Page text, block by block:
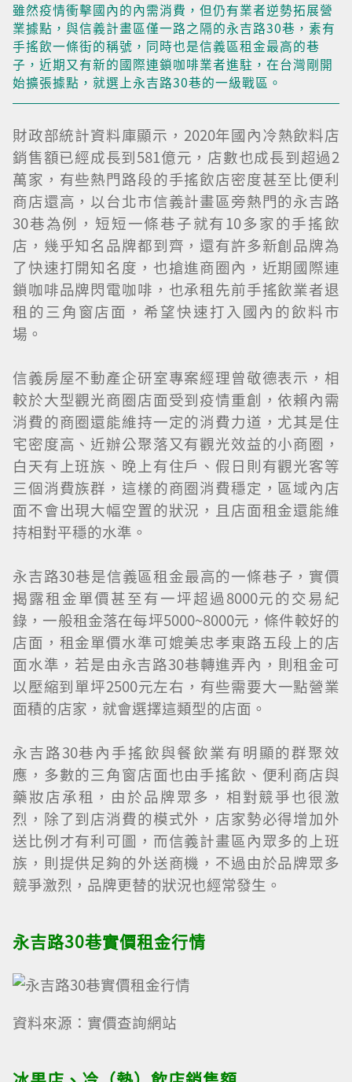
雖然疫情衝擊國內的內需消費，但仍有業者逆勢拓展營
業據點，與信義計畫區僅一路之隔的永吉路30巷，素有
手搖飲一條街的稱號，同時也是信義區租金最高的巷
子，近期又有新的國際連鎖咖啡業者進駐，在台灣剛開
始擴張據點，就選上永吉路30巷的一級戰區。
財政部統計資料庫顯示，2020年國內冷熱飲料店
銷售額已經成長到581億元，店數也成長到超過2
萬家，有些熱門路段的手搖飲店密度甚至比便利
商店還高，以台北市信義計畫區旁熱門的永吉路
30巷為例，短短一條巷子就有10多家的手搖飲
店，幾乎知名品牌都到齊，還有許多新創品牌為
了快速打開知名度，也搶進商圈內，近期國際連
鎖咖啡品牌閃電咖啡，也承租先前手搖飲業者退
租的三角窗店面，希望快速打入國內的飲料市
場。
信義房屋不動產企研室專案經理曾敬德表示，相
較於大型觀光商圈店面受到疫情重創，依賴內需
消費的商圈還能維持一定的消費力道，尤其是住
宅密度高、近辦公聚落又有觀光效益的小商圈，
白天有上班族、晚上有住戶、假日則有觀光客等
三個消費族群，這樣的商圈消費穩定，區域內店
面不會出現大幅空置的狀況，且店面租金還能維
持相對平穩的水準。
永吉路30巷是信義區租金最高的一條巷子，實價
揭露租金單價甚至有一坪超過8000元的交易紀
錄，一般租金落在每坪5000~8000元，條件較好的
店面，租金單價水準可媲美忠孝東路五段上的店
面水準，若是由永吉路30巷轉進弄內，則租金可
以壓縮到單坪2500元左右，有些需要大一點營業
面積的店家，就會選擇這類型的店面。
永吉路30巷內手搖飲與餐飲業有明顯的群聚效
應，多數的三角窗店面也由手搖飲、便利商店與
藥妝店承租，由於品牌眾多，相對競爭也很激
烈，除了到店消費的模式外，店家勢必得增加外
送比例才有利可圖，而信義計畫區內眾多的上班
族，則提供足夠的外送商機，不過由於品牌眾多
競爭激烈，品牌更替的狀況也經常發生。
永吉路30巷實價租金行情
資料來源：實價查詢網站